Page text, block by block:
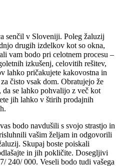
senčil v Sloveniji. Poleg žaluzij
drugih izdelkov kot so okna,
vam bodo pri celotnem procesu –
izkušenj, celovitih rešitev,
lahko pričakujete kakovostna in
čisto vsak dom. Obratujejo že
se lahko pohvalijo z več kot
jih lahko v štirih prodajnih
bodo navdušili s svojo strastjo in
vašim željam in odgovorili
Skupaj boste poiskali
in jih pokličite. Dosegljivi
240/ 000. Veseli bodo tudi vašega